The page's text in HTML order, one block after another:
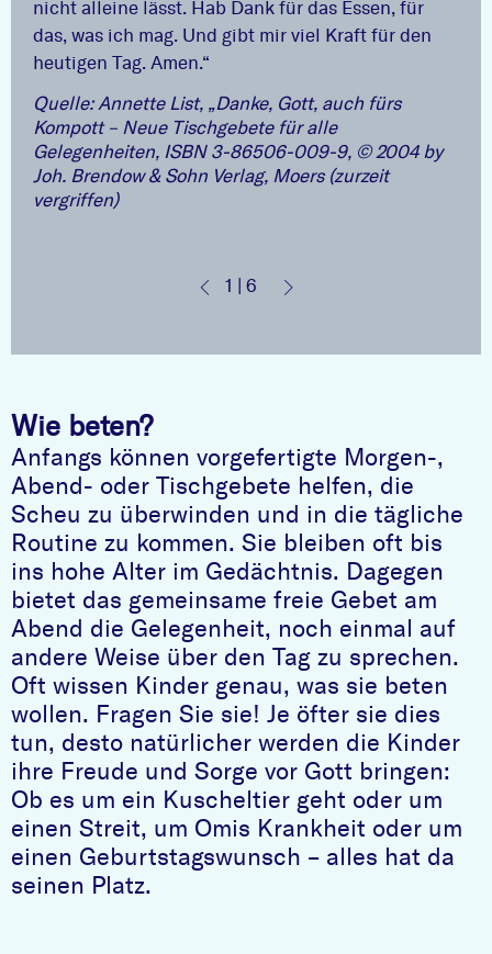
nicht alleine lässt. Hab Dank für das Essen, für
das, was ich mag. Und gibt mir viel Kraft für den
heutigen Tag. Amen.“
Quelle: Annette List, „Danke, Gott, auch fürs
Kompott – Neue Tischgebete für alle
Gelegenheiten, ISBN 3-86506-009-9, © 2004 by
Joh. Brendow & Sohn Verlag, Moers (zurzeit
vergriffen)
1 | 6
Wie beten?
Anfangs können vorgefertigte Morgen-,
Abend- oder Tischgebete helfen, die
Scheu zu überwinden und in die tägliche
Routine zu kommen. Sie bleiben oft bis
ins hohe Alter im Gedächtnis. Dagegen
bietet das gemeinsame freie Gebet am
Abend die Gelegenheit, noch einmal auf
andere Weise über den Tag zu sprechen.
Oft wissen Kinder genau, was sie beten
wollen. Fragen Sie sie! Je öfter sie dies
tun, desto natürlicher werden die Kinder
ihre Freude und Sorge vor Gott bringen:
Ob es um ein Kuscheltier geht oder um
einen Streit, um Omis Krankheit oder um
einen Geburtstagswunsch – alles hat da
seinen Platz.